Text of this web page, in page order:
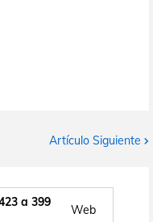
Artículo Siguiente
a 399
Web